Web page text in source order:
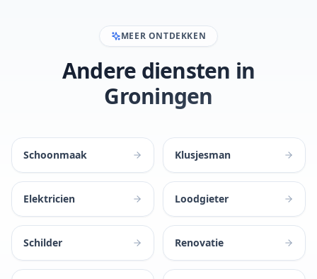
MEER ONTDEKKEN
Andere diensten in
Groningen
Schoonmaak Klusjesman
Elektricien Loodgieter
Schilder Renovatie